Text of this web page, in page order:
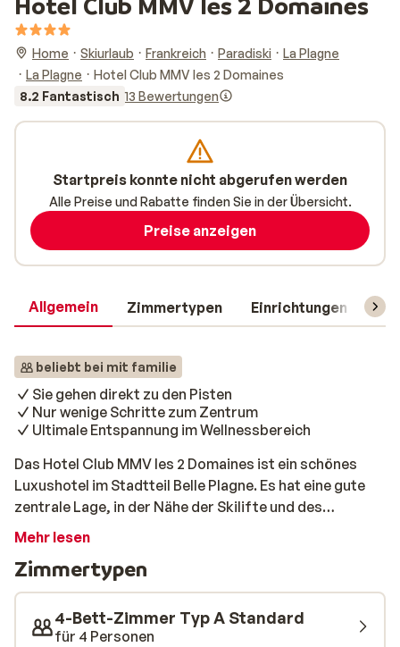
Home Skiurlaub Frankreich Paradiski
La Plagne
La Plagne
Hotel Club MMV les 2 Domaines
8.2 Fantastisch 13 Bewertungen
Allgemein Zimmertypen Einrichtungen
beliebt bei mit familie
Sie gehen direkt zu den Pisten
Nur wenige Schritte zum Zentrum
Ultimale Entspannung im Wellnessbereich
Das Hotel Club MMV les 2 Domaines ist ein schönes
Luxushotel im Stadtteil Belle Plagne. Es hat eine gute
zentrale Lage, in der Nähe der Skilifte und des
Zentrums. Vom Restaurant aus haben Sie einen
Wetter es zulässt, können Sie die Wintersonne auch auf
der Terrasse mit einem Getränk in der Hand genießen.
Die Zimmer sind modern und stilvoll eingerichtet. Nach
einem Skitag wird es Ihnen im MMV les 2 Domaines nicht
Mehr lesen
Zimmertypen
4-Bett-Zimmer Typ A Standard
für 4 Personen
Startpreis konnte nicht abgerufen werden
Alle Preise und Rabatte finden Sie in der Übersicht.
Preise anzeigen